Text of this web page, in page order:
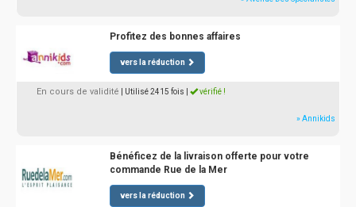
Profitez des bonnes affaires
vers la réduction
En cours de validité | Utilisé 2415 fois vérifié !
» Annikids
Bénéficez de la livraison offerte pour votre
commande Rue de la Mer
vers la réduction